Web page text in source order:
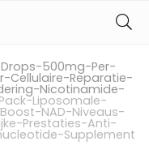
500mg-Per-
Cellulaire-Reparatie-
Nicotinamide-
Liposomale-
NAD-Niveaus-
Prestaties-Anti-
Supplement